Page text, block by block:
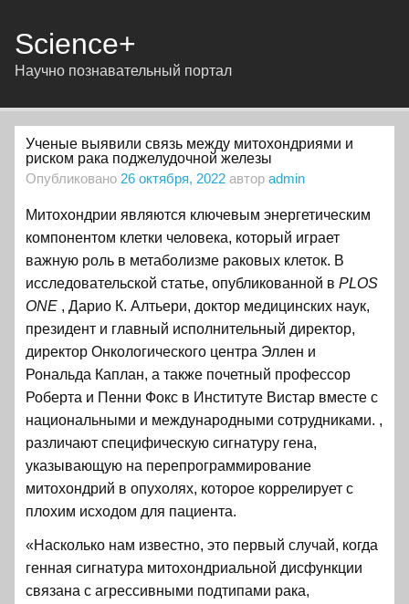
Science+
Научно познавательный портал
Ученые выявили связь между митохондриями и
риском рака поджелудочной железы
Опубликовано 26 октября, 2022 автор admin
Митохондрии являются ключевым энергетическим
компонентом клетки человека, который играет
важную роль в метаболизме раковых клеток. В
исследовательской статье, опубликованной в PLOS
ONE , Дарио К. Алтьери, доктор медицинских наук,
президент и главный исполнительный директор,
директор Онкологического центра Эллен и
Рональда Каплан, а также почетный профессор
Роберта и Пенни Фокс в Институте Вистар вместе с
национальными и международными сотрудниками. ,
различают специфическую сигнатуру гена,
указывающую на перепрограммирование
митохондрий в опухолях, которое коррелирует с
плохим исходом для пациента.
«Насколько нам известно, это первый случай, когда
генная сигнатура митохондриальной дисфункции
связана с агрессивными подтипами рака,